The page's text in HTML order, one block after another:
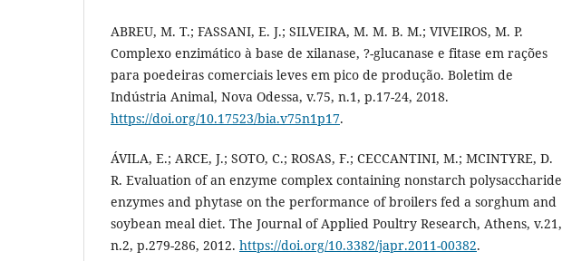
ABREU, M. T.; FASSANI, E. J.; SILVEIRA, M. M. B. M.; VIVEIROS, M. P.
Complexo enzimático à base de xilanase, ?-glucanase e fitase em rações
para poedeiras comerciais leves em pico de produção. Boletim de
Indústria Animal, Nova Odessa, v.75, n.1, p.17-24, 2018.
https://doi.org/10.17523/bia.v75n1p17.
ÁVILA, E.; ARCE, J.; SOTO, C.; ROSAS, F.; CECCANTINI, M.; MCINTYRE, D.
R. Evaluation of an enzyme complex containing nonstarch polysaccharide
enzymes and phytase on the performance of broilers fed a sorghum and
soybean meal diet. The Journal of Applied Poultry Research, Athens, v.21,
n.2, p.279-286, 2012. https://doi.org/10.3382/japr.2011-00382.